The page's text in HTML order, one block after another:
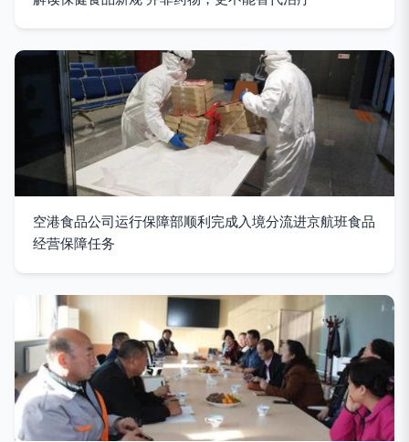
空港食品公司运行保障部顺利完成入境分流进京航班食品
经营保障任务